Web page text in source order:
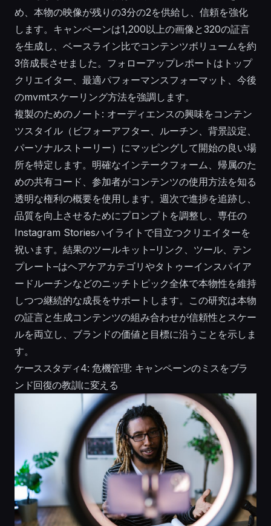
め、本物の映像が残りの3分の2を供給し、信頼を強化
します。キャンペーンは1,200以上の画像と320の証言
を生成し、ベースライン比でコンテンツボリュームを約
3倍成長させました。フォローアップレポートはトップ
クリエイター、最適パフォーマンスフォーマット、今後
のmvmtスケーリング方法を強調します。
複製のためのノート: オーディエンスの興味をコンテン
ツスタイル（ビフォーアフター、ルーチン、背景設定、
パーソナルストーリー）にマッピングして開始の良い場
所を特定します。明確なインテークフォーム、帰属のた
めの共有コード、参加者がコンテンツの使用方法を知る
透明な権利の概要を使用します。週次で進捗を追跡し、
品質を向上させるためにプロンプトを調整し、専任の
Instagram Storiesハイライトで目立つクリエイターを
祝います。結果のツールキット–リンク、ツール、テン
プレート–はヘアケアカテゴリやタトゥーインスパイア
ードルーチンなどのニッチトピック全体で本物性を維持
しつつ継続的な成長をサポートします。この研究は本物
の証言と生成コンテンツの組み合わせが信頼性とスケー
ルを両立し、ブランドの価値と目標に沿うことを示しま
す。
ケーススタディ4: 危機管理: キャンペーンのミスをブラ
ンド回復の教訓に変える